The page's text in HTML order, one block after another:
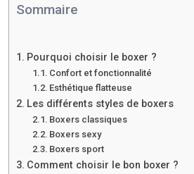
Sommaire
Pourquoi choisir le boxer ?
Confort et fonctionnalité
Esthétique flatteuse
Les différents styles de boxers
Boxers classiques
Boxers sexy
Boxers sport
Comment choisir le bon boxer ?